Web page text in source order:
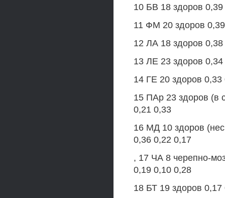
10 БВ 18 здоров
11 ФМ 20 здоров
12 ЛА 18 здоров
13 ЛЕ 23 здоров
14 ГЕ 20 здоров 0,33
15 ПАр 23 здоров (в
0,21 0,33
16 МД 10 здоров
0,36 0,22 0,17
, 17 ЧА 8 черепно-
0,19 0,10 0,28
18 БТ 19 здоров 0,17